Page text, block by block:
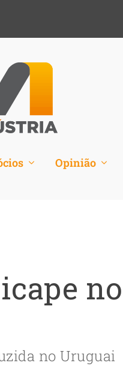
Opinião
no
no Uruguai